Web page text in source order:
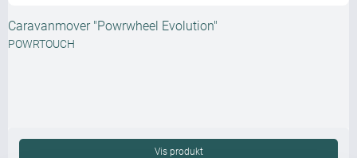
Caravanmover "Powrwheel Evolution"
POWRTOUCH
Vis produkt